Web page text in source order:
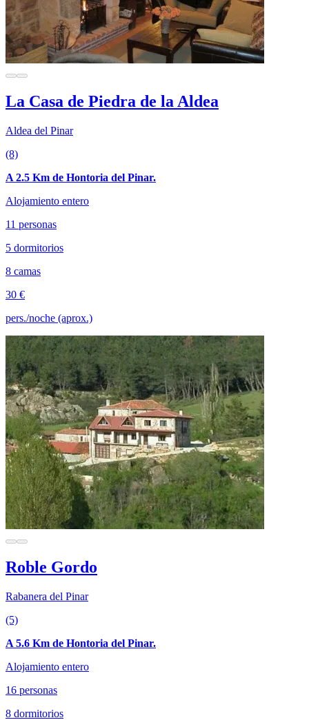
La Casa de Piedra de la Aldea
Aldea del Pinar
(8)
A 2.5 Km de Hontoria del Pinar.
Alojamiento entero
11 personas
5 dormitorios
8 camas
30 €
pers./noche (aprox.)
Roble Gordo
Rabanera del Pinar
(5)
A 5.6 Km de Hontoria del Pinar.
Alojamiento entero
16 personas
8 dormitorios